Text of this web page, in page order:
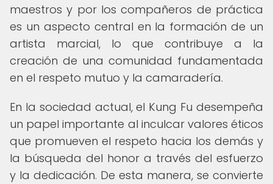
maestros y por los compañeros de práctica
es un aspecto central en la formación de un
artista marcial, lo que contribuye a la
creación de una comunidad fundamentada
en el respeto mutuo y la camaradería.
En la sociedad actual, el Kung Fu desempeña
un papel importante al inculcar valores éticos
que promueven el respeto hacia los demás y
la búsqueda del honor a través del esfuerzo
y la dedicación. De esta manera, se convierte